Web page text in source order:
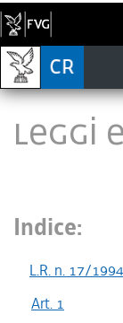
LEGGI
Indice:
L.R. n. 17/1994
Art. 1